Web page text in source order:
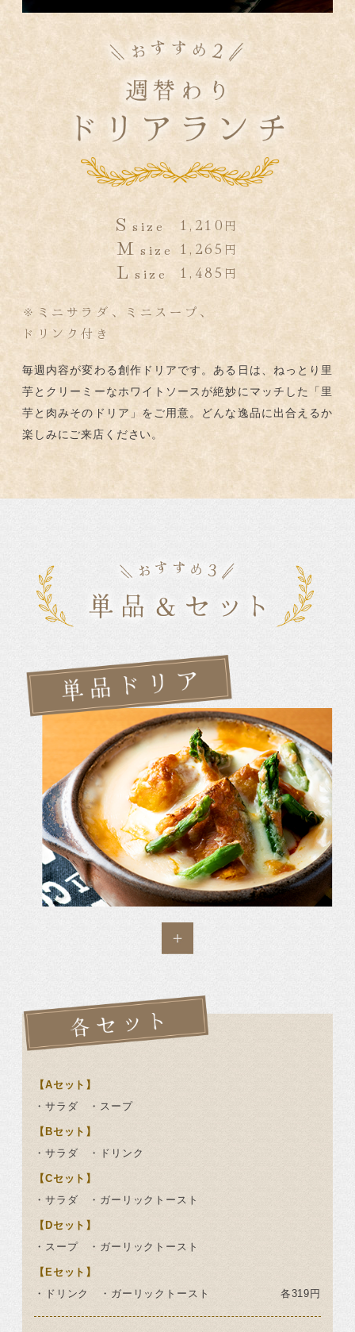
S size 1,210 円
M size 1,265 円
L size 1,485 円
※ミニサラダ、ミニスープ、
ドリンク付き
毎週内容が変わる創作ドリアです。ある日は、ねっとり里
芋とクリーミーなホワイトソースが絶妙にマッチした「里
芋と肉みそのドリア」をご用意。どんな逸品に出合えるか
楽しみにご来店ください。
【Aセット】
・サラダ ・スープ
【Bセット】
・サラダ ・ドリンク
【Cセット】
・サラダ ・ガーリックトースト
【Dセット】
・スープ ・ガーリックトースト
【Eセット】
・ドリンク ・ガーリックトースト
各319円